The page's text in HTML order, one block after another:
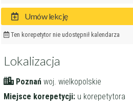
Umów lekcję
Ten korepetytor nie udostępnił kalendarza
Lokalizacja
Poznań woj. wielkopolskie
Miejsce korepetycji: u korepetytora